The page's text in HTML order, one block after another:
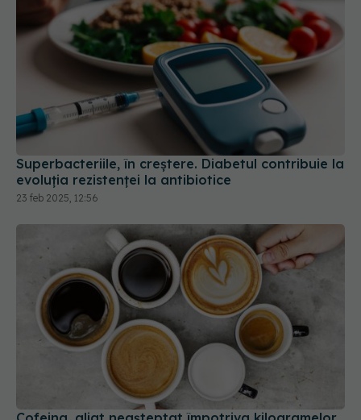
Superbacteriile, în creștere. Diabetul contribuie la
evoluția rezistenței la antibiotice
23 feb 2025, 12:56